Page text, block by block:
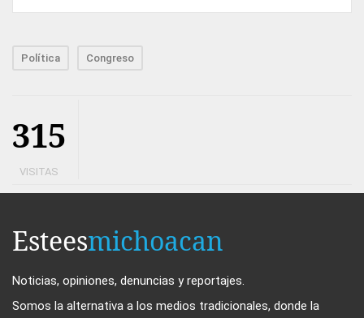
Política Congreso
315
VISITAS
Esteesmichoacan
Noticias, opiniones, denuncias y reportajes.
Somos la alternativa a los medios tradicionales, donde la